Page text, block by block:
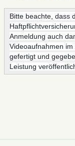
Bitte beachte, dass
Anmeldung auch
Videoaufnahmen
gefertigt und
Leistung